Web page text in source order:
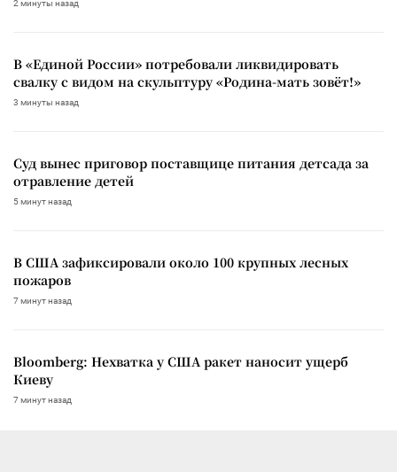
2 минуты назад
В «Единой России» потребовали ликвидировать
свалку с видом на скульптуру «Родина-мать зовёт!»
3 минуты назад
Суд вынес приговор поставщице питания детсада за
отравление детей
5 минут назад
В США зафиксировали около 100 крупных лесных
пожаров
7 минут назад
Bloomberg: Нехватка у США ракет наносит ущерб
Киеву
7 минут назад